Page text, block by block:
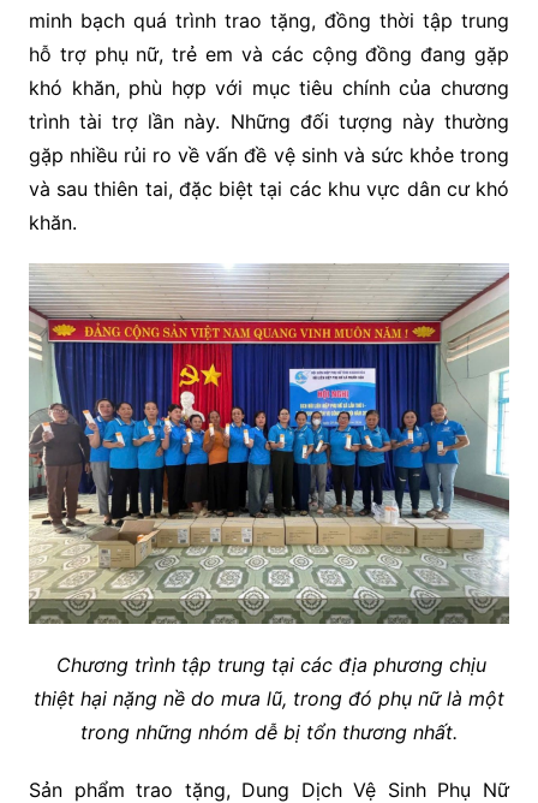
minh bạch quá trình trao tặng, đồng thời tập trung
hỗ trợ phụ nữ, trẻ em và các cộng đồng đang gặp
khó khăn, phù hợp với mục tiêu chính của chương
trình tài trợ lần này. Những đối tượng này thường
gặp nhiều rủi ro về vấn đề vệ sinh và sức khỏe trong
và sau thiên tai, đặc biệt tại các khu vực dân cư khó
khăn.
Chương trình tập trung tại các địa phương chịu
thiệt hại nặng nề do mưa lũ, trong đó phụ nữ là một
trong những nhóm dễ bị tổn thương nhất.
Sản phẩm trao tặng, Dung Dịch Vệ Sinh Phụ Nữ